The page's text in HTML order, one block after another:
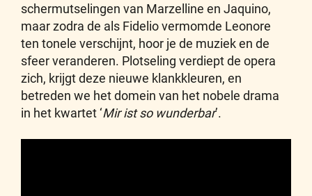
schermutselingen van Marzelline en Jaquino,
maar zodra de als Fidelio vermomde Leonore
ten tonele verschijnt, hoor je de muziek en de
sfeer veranderen. Plotseling verdiept de opera
zich, krijgt deze nieuwe klankkleuren, en
betreden we het domein van het nobele drama
in het kwartet ‘Mir ist so wunderbar’.